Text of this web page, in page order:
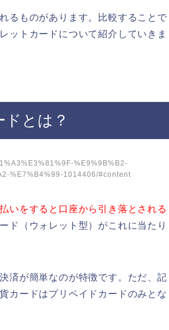
るものがあります。比較することで
ットカードについて紹介していきま
とは？
%E9%9B%B2-
%E7%B4%99-1014406/#content
いをすると口座から引き落とされる
ド（ウォレット型）がこれに当たり
済が簡単なのが特徴です。ただ、記
カードはプリペイドカードのみとな